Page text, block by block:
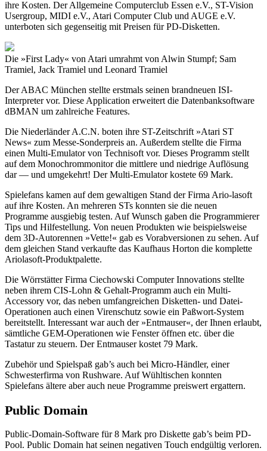
ihre Kosten. Der Allgemeine Computerclub Essen e.V., ST-Vision
Usergroup, MIDI e.V., Atari Computer Club und AUGE e.V.
unterboten sich gegenseitig mit Preisen für PD-Disketten.
Die »First Lady« von Atari umrahmt von Alwin Stumpf; Sam
Tramiel, Jack Tramiel und Leonard Tramiel
Der ABAC München stellte erstmals seinen brandneuen ISI-
Interpreter vor. Diese Application erweitert die Datenbanksoftware
dBMAN um zahlreiche Features.
Die Niederländer A.C.N. boten ihre ST-Zeitschrift »Atari ST
News« zum Messe-Sonderpreis an. Außerdem stellte die Firma
einen Multi-Emulator von Technisoft vor. Dieses Programm stellt
auf dem Monochrommonitor die mittlere und niedrige Auflösung
dar — und umgekehrt! Der Multi-Emulator kostete 69 Mark.
Spielefans kamen auf dem gewaltigen Stand der Firma Ario-lasoft
auf ihre Kosten. An mehreren STs konnten sie die neuen
Programme ausgiebig testen. Auf Wunsch gaben die Programmierer
Tips und Hilfestellung. Von neuen Produkten wie beispielsweise
dem 3D-Autorennen »Vette!« gab es Vorabversionen zu sehen. Auf
dem gleichen Stand verkaufte das Kaufhaus Horton die komplette
Ariolasoft-Produktpalette.
Die Wörrstätter Firma Ciechowski Computer Innovations stellte
neben ihrem CIS-Lohn & Gehalt-Programm auch ein Multi-
Accessory vor, das neben umfangreichen Disketten- und Datei-
Operationen auch einen Virenschutz sowie ein Paßwort-System
bereitstellt. Interessant war auch der »Entmauser«, der Ihnen erlaubt,
sämtliche GEM-Operationen wie Fenster öffnen etc. über die
Tastatur zu steuern. Der Entmauser kostet 79 Mark.
Zubehör und Spielspaß gab’s auch bei Micro-Händler, einer
Schwesterfirma von Rushware. Auf Wühltischen konnten
Spielefans ältere aber auch neue Programme preiswert ergattern.
Public Domain
Public-Domain-Software für 8 Mark pro Diskette gab’s beim PD-
Pool. Public Domain hat seinen negativen Touch endgültig verloren.